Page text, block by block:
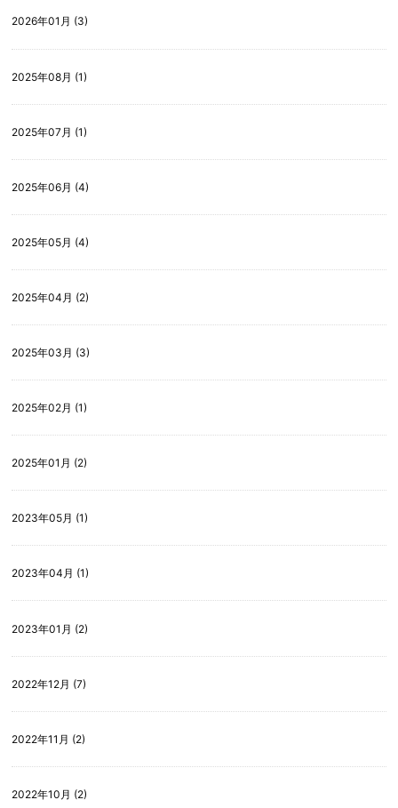
2026年01月 (3)
2025年08月 (1)
2025年07月 (1)
2025年06月 (4)
2025年05月 (4)
2025年04月 (2)
2025年03月 (3)
2025年02月 (1)
2025年01月 (2)
2023年05月 (1)
2023年04月 (1)
2023年01月 (2)
2022年12月 (7)
2022年11月 (2)
2022年10月 (2)